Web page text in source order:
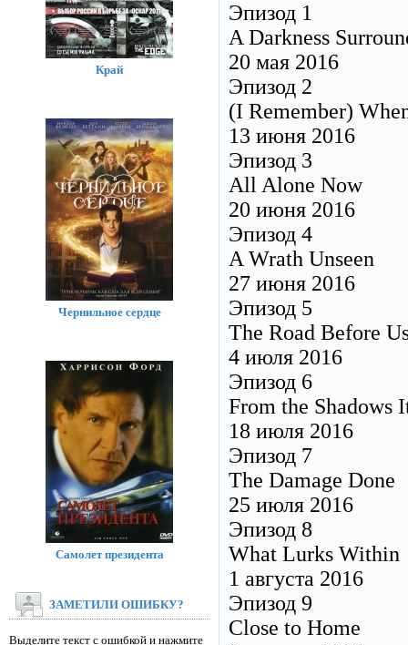
Эпизод 1
A Darkness
20 мая 2016
Эпизод 2
(I Remember)
13 июня 2016
Эпизод 3
All Alone Now
20 июня 2016
Эпизод 4
A Wrath Unseen
27 июня 2016
Эпизод 5
The Road Before
4 июля 2016
Эпизод 6
From the Shadows
18 июля 2016
Эпизод 7
The Damage Done
25 июля 2016
Эпизод 8
What Lurks Within
1 августа 2016
Эпизод 9
Close to Home
Край
Чернильное сердце
Самолет президента
ЗАМЕТИЛИ ОШИБКУ?
Выделите текст с ошибкой и нажмите